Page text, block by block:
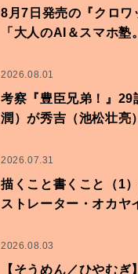
8月7日発売の『クロワ
「大人のAI＆スマホ塾
2026.08.01
考察『豊臣兄弟！』29
潤）が秀吉（池松壮亮
2026.07.31
描くこと書くこと（1
ストレーター・オカヤ
2026.08.03
【そうめん／ひやむ